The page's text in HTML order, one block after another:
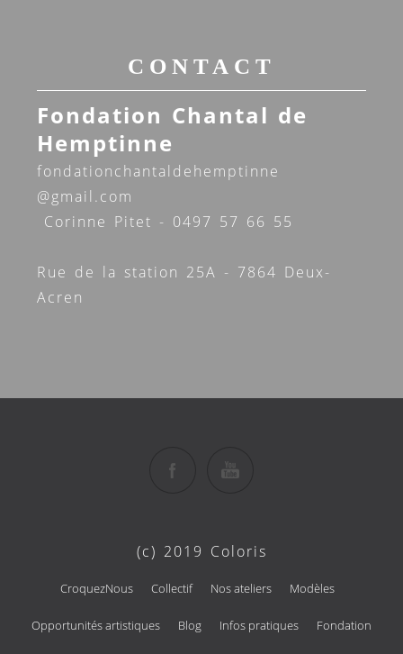
CONTACT
Fondation Chantal de
Hemptinne
fondationchantaldehemptinne
@gmail.com
Corinne Pitet - 0497 57 66 55
Rue de la station 25A - 7864 Deux-
Acren
(c) 2019 Coloris
CroquezNous Collectif Nos ateliers Modèles
Opportunités artistiques Blog Infos pratiques Fondation